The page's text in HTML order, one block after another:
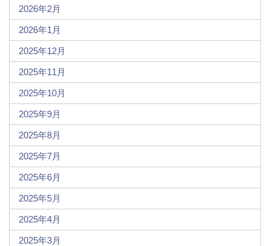
2026年2月
2026年1月
2025年12月
2025年11月
2025年10月
2025年9月
2025年8月
2025年7月
2025年6月
2025年5月
2025年4月
2025年3月